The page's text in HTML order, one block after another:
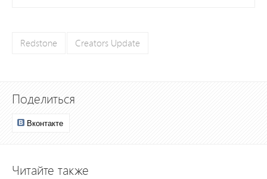
Redstone Creators Update
Поделиться
Вконтакте
Читайте также